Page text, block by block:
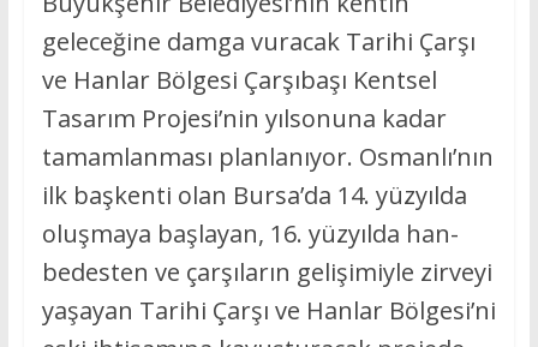
geleceğine damga vuracak Tarihi Çarşı
ve Hanlar Bölgesi Çarşıbaşı Kentsel
Tasarım Projesi’nin yılsonuna kadar
tamamlanması planlanıyor. Osmanlı’nın
ilk başkenti olan Bursa’da 14. yüzyılda
oluşmaya başlayan, 16. yüzyılda han-
bedesten ve çarşıların gelişimiyle zirveyi
yaşayan Tarihi Çarşı ve Hanlar Bölgesi’ni